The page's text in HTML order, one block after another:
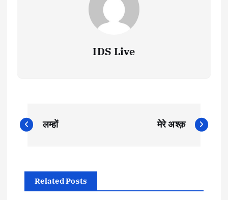
IDS Live
P
o
s
t
लम्हों मेरे अश्क़
Related Posts